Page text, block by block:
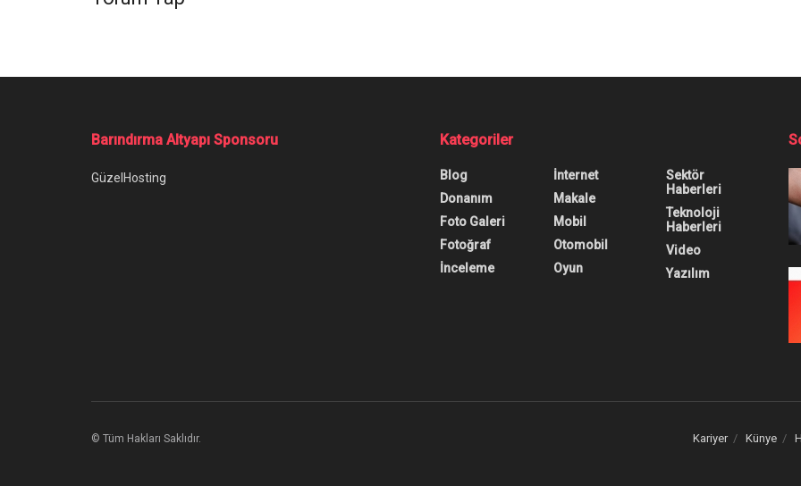
Ana Sayfa/Tesla Koronavirüsü Hiçe Sayıyor: İşçiler Geri Çağrıldı
Tesla Koronavirüsü Hiçe Sayıyor: